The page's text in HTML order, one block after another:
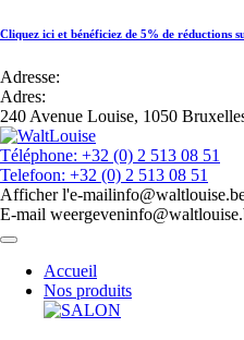
Cliquez ici et bénéficiez de 5% de réductions
Adresse:
Adres:
240 Avenue Louise, 1050
Téléphone: +32 (0) 2 513 08 51
Telefoon: +32 (0) 2 513 08 51
Afficher l'e-mail
E-mail weergeven
Accueil
Nos produits